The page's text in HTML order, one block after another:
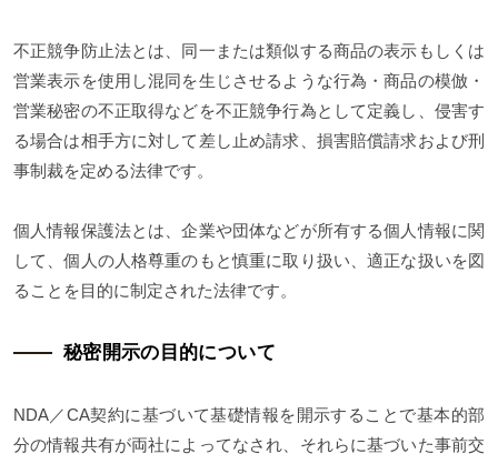
不正競争防止法とは、同一または類似する商品の表示もしくは
営業表示を使用し混同を生じさせるような行為・商品の模倣・
営業秘密の不正取得などを不正競争行為として定義し、侵害す
る場合は相手方に対して差し止め請求、損害賠償請求および刑
事制裁を定める法律です。
個人情報保護法とは、企業や団体などが所有する個人情報に関
して、個人の人格尊重のもと慎重に取り扱い、適正な扱いを図
ることを目的に制定された法律です。
秘密開示の目的について
NDA／CA契約に基づいて基礎情報を開示することで基本的部
分の情報共有が両社によってなされ、それらに基づいた事前交